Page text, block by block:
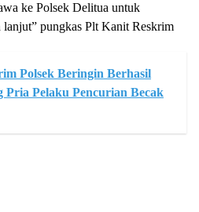
ke Polsek Delitua untuk
pungkas Plt Kanit Reskrim
Polsek Beringin Berhasil
Pria Pelaku Pencurian Becak